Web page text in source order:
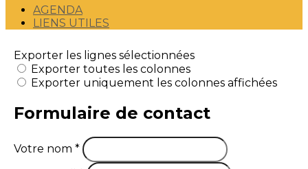
AGENDA
LIENS UTILES